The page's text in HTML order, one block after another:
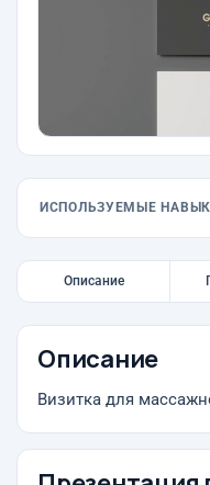
ИСПОЛЬЗУЕМЫЕ
Описание
Описание
Визитка для